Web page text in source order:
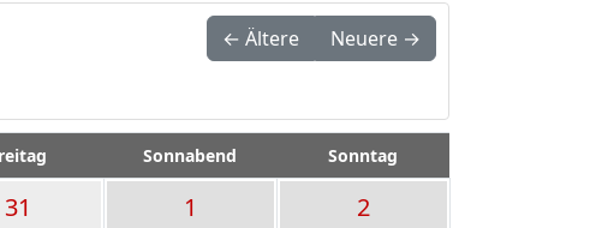
← Ältere Neuere →
Sonnabend Sonntag
31 1 2